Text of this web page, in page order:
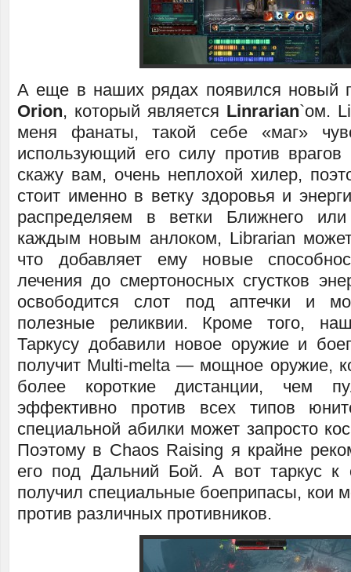
А еще в наших рядах появился
Orion, который является Linrarian`ом.
меня фанаты, такой себе «маг»
использующий его силу против
скажу вам, очень неплохой хилер,
стоит именно в ветку здоровья и
распределяем в ветки Ближнего
каждым новым анлоком, Librarian
что добавляет ему новые
лечения до смертоносных сгустков
освободится слот под аптечки и
полезные реликвии. Кроме того,
Таркусу добавили новое оружие и
получит Multi-melta — мощное оружие,
более короткие дистанции, чем
эффективно против всех типов
специальной абилки может запросто
Поэтому в Chaos Raising я крайне
его под Дальний Бой. А вот таркус к
получил специальные боеприпасы, кои
против различных противников.